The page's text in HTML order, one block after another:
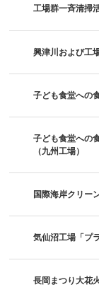
工場群一斉清掃
興津川および工
子ども食堂への
子ども食堂への
（九州工場）
国際海岸クリー
気仙沼工場「プ
長岡まつり大花